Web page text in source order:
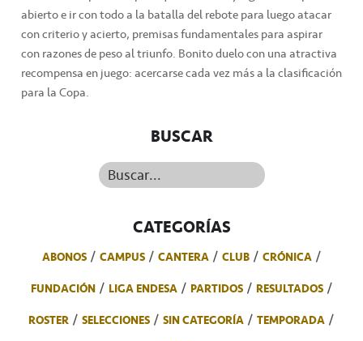
abierto e ir con todo a la batalla del rebote para luego atacar
con criterio y acierto, premisas fundamentales para aspirar
con razones de peso al triunfo. Bonito duelo con una atractiva
recompensa en juego: acercarse cada vez más a la clasificación
para la Copa.
BUSCAR
Buscar...
CATEGORÍAS
ABONOS CAMPUS CANTERA CLUB
CRÓNICA
FUNDACIÓN
LIGA ENDESA PARTIDOS
RESULTADOS
ROSTER
SELECCIONES SIN CATEGORÍA
TEMPORADA